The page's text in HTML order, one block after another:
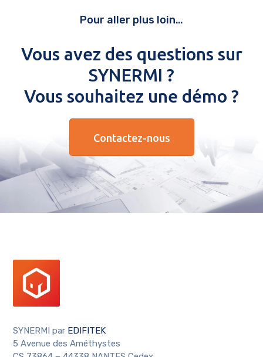
Pour aller plus loin…
Vous avez des questions sur
SYNERMI ?
Vous souhaitez une démo ?
Contactez-nous
SYNERMI par EDIFITEK
5 Avenue des Améthystes